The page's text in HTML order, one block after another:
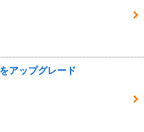
アップグレード